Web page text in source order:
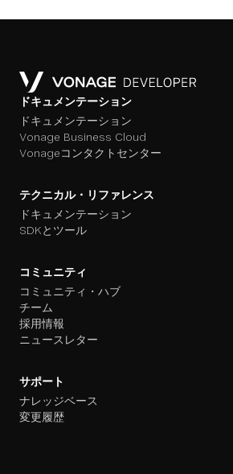
ドキュメンテーション
ドキュメンテーション
Vonage Business Cloud
Vonageコンタクトセンター
テクニカル・リファレンス
ドキュメンテーション
SDKとツール
コミュニティ
コミュニティ・ハブ
チーム
採用情報
ニュースレター
サポート
ナレッジベース
変更履歴